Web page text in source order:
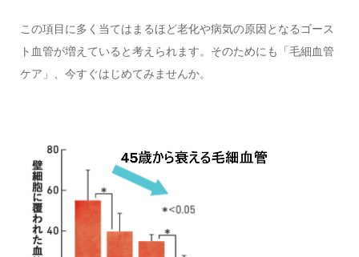
この項目に多く当てはまるほど老化や病気の原因となるゴース
ト血管が増えていると考えられます。そのためにも「毛細血管
ケア」、今すぐはじめてみませんか。